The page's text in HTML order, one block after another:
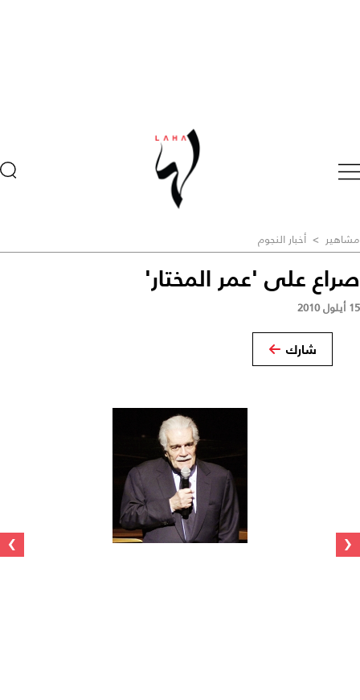
مشاهير > أخبار النجوم
صراع على 'عمر المختار'
15 أيلول 2010
شارك
‹
›